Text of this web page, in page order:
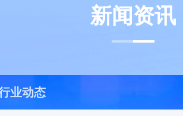
新闻资讯
业动态